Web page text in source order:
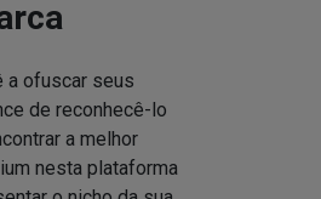
a ofuscar seus
de reconhecê-lo
a melhor
nesta plataforma